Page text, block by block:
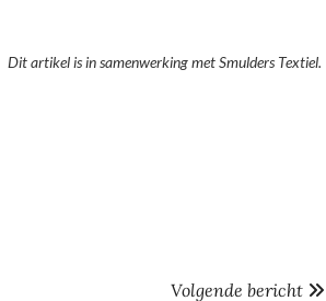
Dit artikel is in samenwerking met Smulders Textiel.
Volgende bericht